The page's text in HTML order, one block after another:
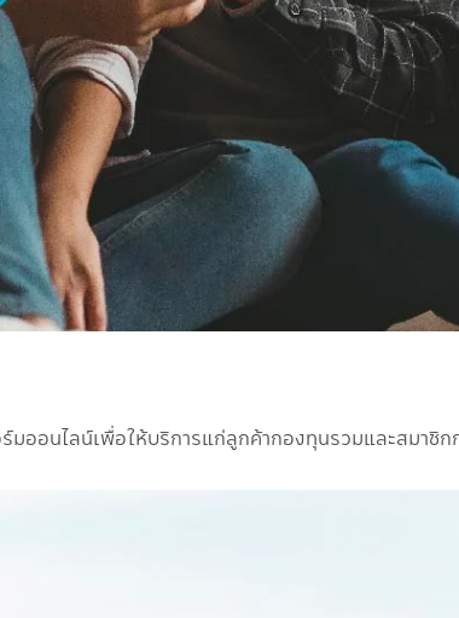
ออนไลน์เพื่อให้บริการแก่ลูกค้ากองทุนรวมและสมาชิ